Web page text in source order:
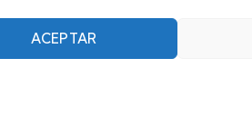
ACEPTAR